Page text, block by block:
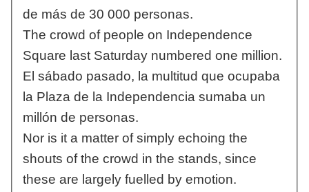
de más de 30 000 personas.
The crowd of people on Independence
Square last Saturday numbered one million.
El sábado pasado, la multitud que ocupaba
la Plaza de la Independencia sumaba un
millón de personas.
Nor is it a matter of simply echoing the
shouts of the crowd in the stands, since
these are largely fuelled by emotion.